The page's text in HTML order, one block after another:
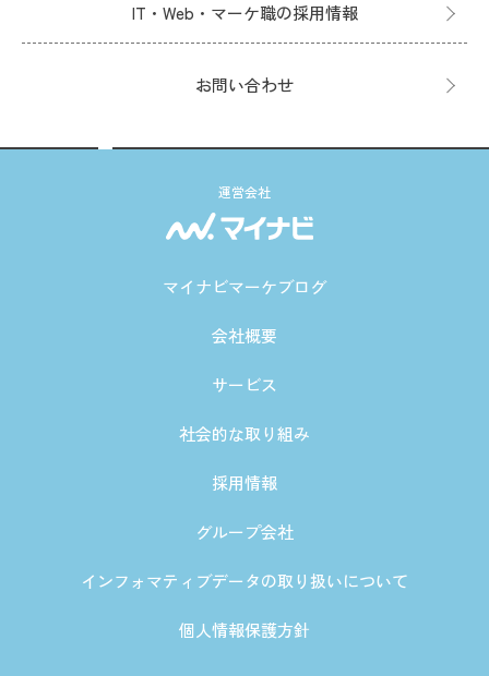
IT・Web・マーケ職の採用情報
お問い合わせ
運営会社
マイナビマーケブログ
会社概要
サービス
社会的な取り組み
採用情報
グループ会社
インフォマティブデータの取り扱いについて
個人情報保護方針